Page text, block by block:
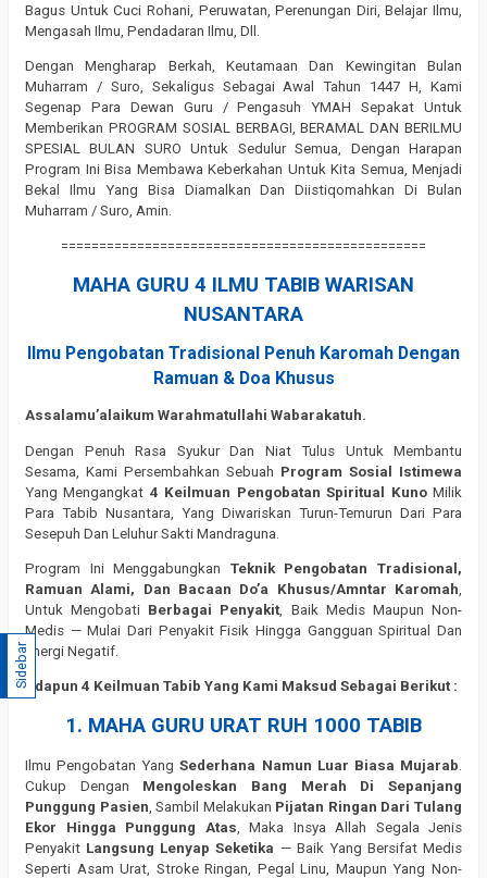
Bagus Untuk Cuci Rohani, Peruwatan, Perenungan Diri, Belajar Ilmu,
Mengasah Ilmu, Pendadaran Ilmu, Dll.
Dengan Mengharap Berkah, Keutamaan Dan Kewingitan Bulan
Muharram / Suro, Sekaligus Sebagai Awal Tahun 1447 H, Kami
Segenap Para Dewan Guru / Pengasuh YMAH Sepakat Untuk
Memberikan PROGRAM SOSIAL BERBAGI, BERAMAL DAN BERILMU
SPESIAL BULAN SURO Untuk Sedulur Semua, Dengan Harapan
Program Ini Bisa Membawa Keberkahan Untuk Kita Semua, Menjadi
Bekal Ilmu Yang Bisa Diamalkan Dan Diistiqomahkan Di Bulan
Muharram / Suro, Amin.
================================================
MAHA GURU 4 ILMU TABIB WARISAN
NUSANTARA
Ilmu Pengobatan Tradisional Penuh Karomah Dengan
Ramuan & Doa Khusus
Assalamu’alaikum Warahmatullahi Wabarakatuh.
Dengan Penuh Rasa Syukur Dan Niat Tulus Untuk Membantu
Sesama, Kami Persembahkan Sebuah Program Sosial Istimewa
Yang Mengangkat 4 Keilmuan Pengobatan Spiritual KunoMilik
Para Tabib Nusantara, Yang Diwariskan Turun-Temurun Dari Para
Sesepuh Dan Leluhur Sakti Mandraguna.
Program Ini Menggabungkan Teknik Pengobatan Tradisional,
Ramuan Alami, Dan Bacaan Do’a Khusus/Amntar Karomah
Untuk Mengobati Berbagai Penyakit , Baik Medis Maupun Non-
Medis — Mulai Dari Penyakit Fisik Hingga Gangguan Spiritual Dan
Energi Negatif.
Adapun 4 Keilmuan Tabib Yang Kami Maksud Sebagai Berikut :
1. MAHA GURU URAT RUH 1000 TABIB
Ilmu Pengobatan YangSederhana Namun Luar Biasa Mujarab
Cukup Dengan Mengoleskan Bang Merah Di Sepanjang
Punggung Pasien , Sambil Melakukan Pijatan Ringan Dari Tulang
Ekor Hingga Punggung Atas , Maka Insya Allah Segala Jenis
Penyakit Langsung Lenyap Seketika — Baik Yang Bersifat Medis
Seperti Asam Urat, Stroke Ringan, Pegal Linu, Maupun Yang Non-
Sidebar